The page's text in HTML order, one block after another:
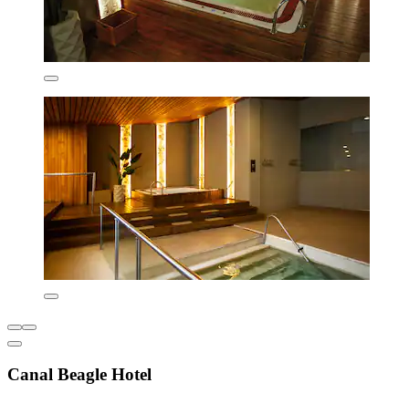
Canal Beagle Hotel